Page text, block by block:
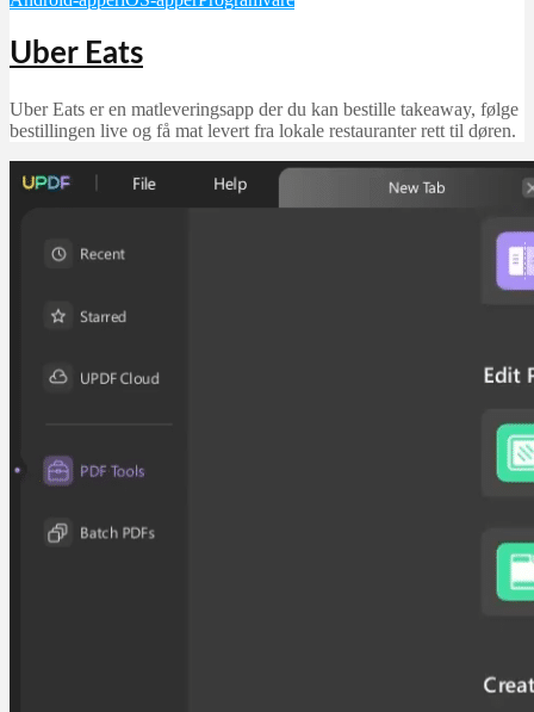
Uber Eats
Uber Eats er en matleveringsapp der du kan bestille takeaway, følge
bestillingen live og få mat levert fra lokale restauranter rett til døren.